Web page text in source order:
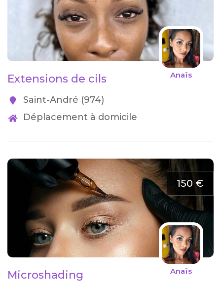
Anaïs
Extensions de cils
Saint-André (974)
Déplacement à domicile
150 €
Anaïs
Microshading